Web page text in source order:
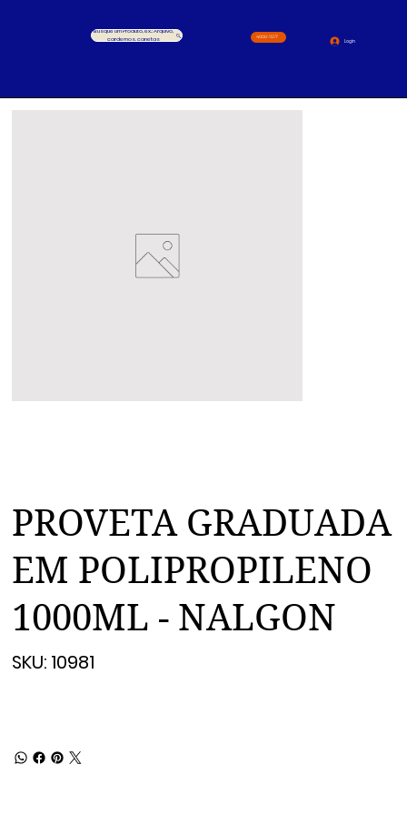
Busque um Produto, ex.: Arquivo,
cardernos, canetas
4000-1517
Login
PROVETA GRADUADA
EM POLIPROPILENO
1000ML - NALGON
SKU:
10981
10981